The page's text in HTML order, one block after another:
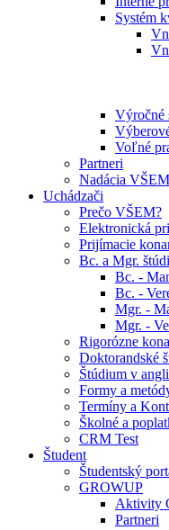
Systém
Výročné
Voľné
Partneri
Nadácia VŠEM
Uchádzači
Prečo VŠEM?
Elektronická
Prijímacie
Bc. a Mgr.
Bc. -
Bc. -
Mgr. -
Mgr. -
Rigorózne
Doktorandské
Štúdium v
Formy a
Termíny a
Školné a
CRM Test
Študent
Študentský
GROWUP
Aktivity
Partneri